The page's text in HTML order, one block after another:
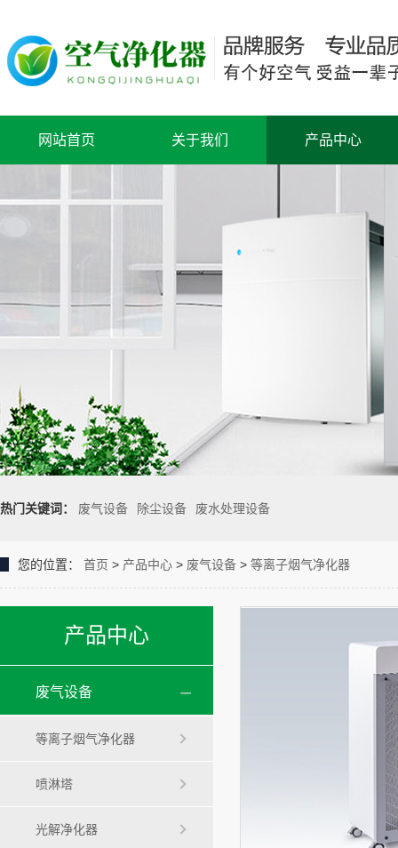
网站首页 关于我们 产品中心
热门关键词： 废气设备 除尘设备 废水处理设备
您的位置： 首页 > 产品中心 > 废气设备 > 等离子烟气净化器
产品中心
废气设备
等离子烟气净化器
喷淋塔
光解净化器